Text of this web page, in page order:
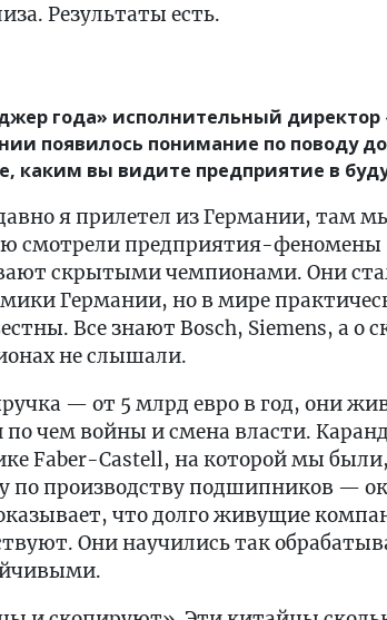
Результаты есть.
года» исполнительный директор
появилось понимание по поводу
каким вы видите предприятие в
я прилетел из Германии, там
смотрели предприятия-
скрытыми чемпионами. Они
Германии, но в мире
Все знают Bosch, Siemens, а о
не слышали.
— от 5 млрд евро в год, они
чем войны и смена власти.
Faber-Castell, на которой мы
по производству подшипников —
что долго живущие
Они научились так